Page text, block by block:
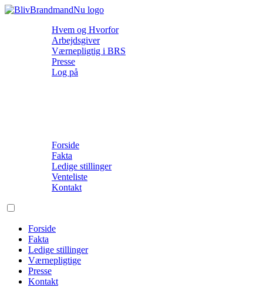
Hvem og Hvorfor
Arbejdsgiver
Værnepligtig i BRS
Presse
Log på
Forside
Fakta
Ledige stillinger
Venteliste
Kontakt
Forside
Fakta
Ledige stillinger
Værnepligtige
Presse
Kontakt